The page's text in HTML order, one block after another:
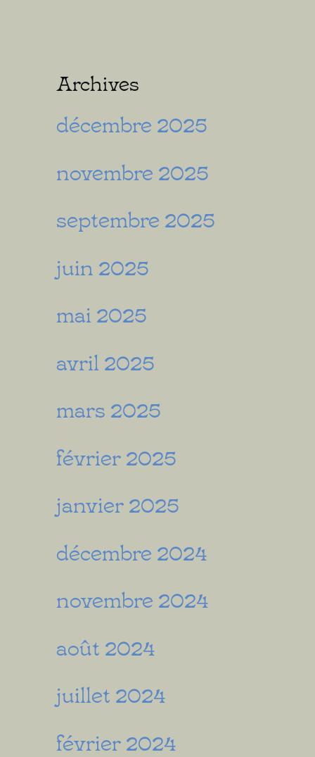
Archives
décembre 2025
novembre 2025
septembre 2025
juin 2025
mai 2025
avril 2025
mars 2025
février 2025
janvier 2025
décembre 2024
novembre 2024
août 2024
juillet 2024
février 2024